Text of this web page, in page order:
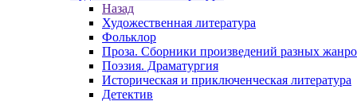
Назад
Художественная литература
Фольклор
Проза. Сборники произведений разных
Поэзия. Драматургия
Историческая и приключенческая литература
Детектив